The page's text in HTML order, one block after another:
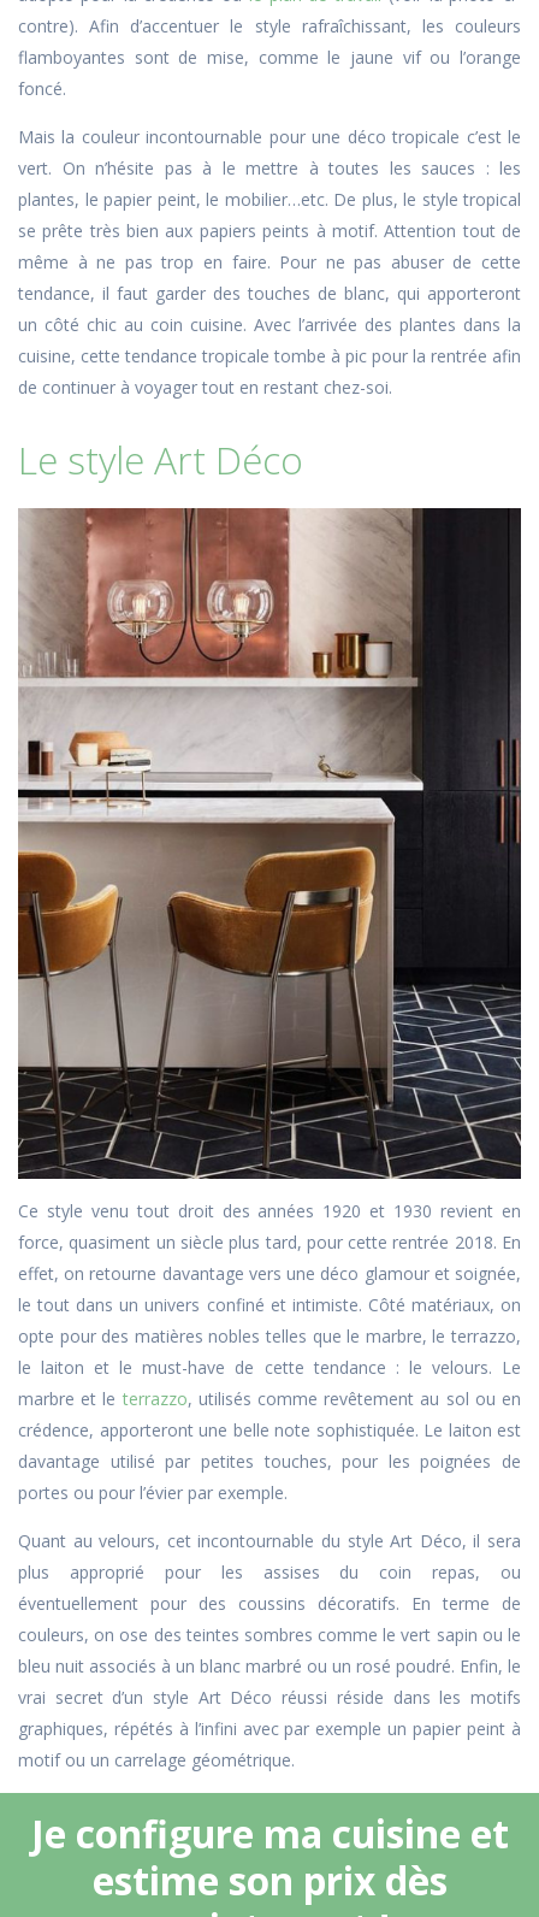
contre). Afin d’accentuer le style rafraîchissant, les couleurs
flamboyantes sont de mise, comme le jaune vif ou l’orange
foncé.
Mais la couleur incontournable pour une déco tropicale c’est le
vert. On n’hésite pas à le mettre à toutes les sauces : les
plantes, le papier peint, le mobilier…etc. De plus, le style tropical
se prête très bien aux papiers peints à motif. Attention tout de
même à ne pas trop en faire. Pour ne pas abuser de cette
tendance, il faut garder des touches de blanc, qui apporteront
un côté chic au coin cuisine. Avec l’arrivée des plantes dans la
cuisine, cette tendance tropicale tombe à pic pour la rentrée afin
de continuer à voyager tout en restant chez-soi.
Le style Art Déco
Ce style venu tout droit des années 1920 et 1930 revient en
force, quasiment un siècle plus tard, pour cette rentrée 2018. En
effet, on retourne davantage vers une déco glamour et soignée,
le tout dans un univers confiné et intimiste. Côté matériaux, on
opte pour des matières nobles telles que le marbre, le terrazzo,
le laiton et le must-have de cette tendance : le velours. Le
marbre et le terrazzo, utilisés comme revêtement au sol ou en
crédence, apporteront une belle note sophistiquée. Le laiton est
davantage utilisé par petites touches, pour les poignées de
portes ou pour l’évier par exemple.
Quant au velours, cet incontournable du style Art Déco, il sera
plus approprié pour les assises du coin repas, ou
éventuellement pour des coussins décoratifs. En terme de
couleurs, on ose des teintes sombres comme le vert sapin ou le
bleu nuit associés à un blanc marbré ou un rosé poudré. Enfin, le
vrai secret d’un style Art Déco réussi réside dans les motifs
graphiques, répétés à l’infini avec par exemple un papier peint à
motif ou un carrelage géométrique.
Je configure ma cuisine et
estime son prix dès